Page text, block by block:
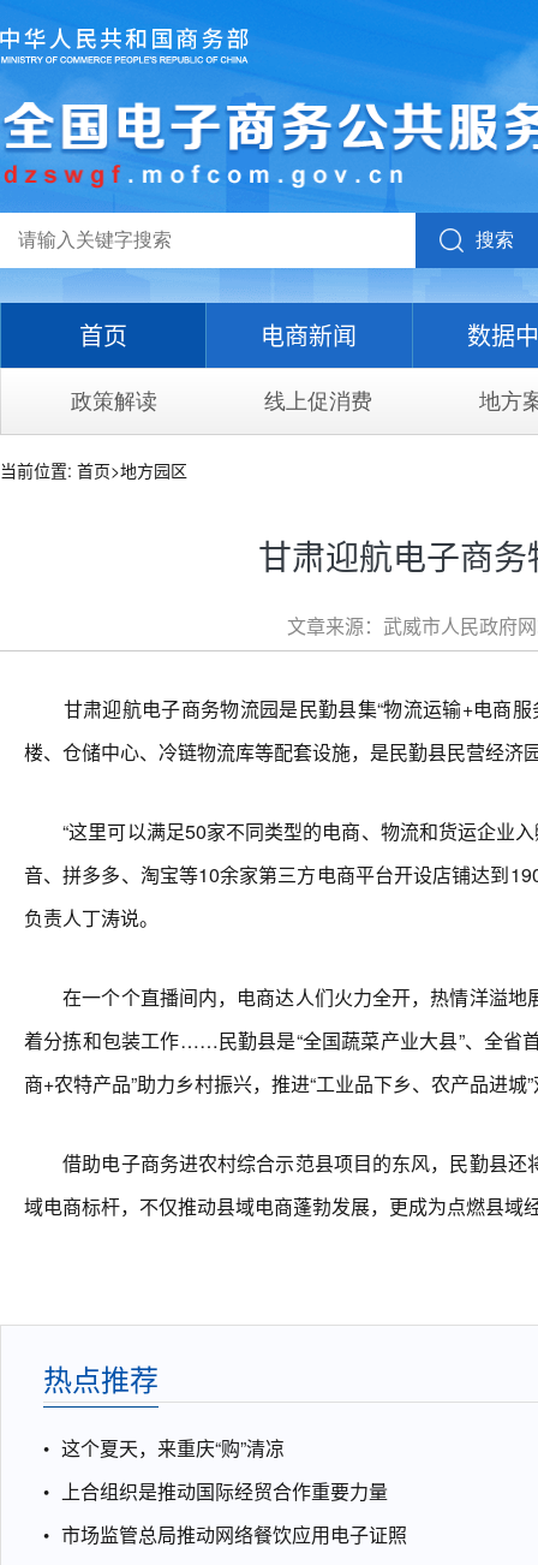
搜索
首页 电商新闻 数据
政策解读 线上促消费 地方
当前位置: 首页>地方园区
甘肃迎航电子商
文章来源：武威市人民政府
甘肃迎航电子商务物流园是民勤县集“物流运输+电商服
楼、仓储中心、冷链物流库等配套设施，是民勤县民营经济
“这里可以满足50家不同类型的电商、物流和货运企业入
音、拼多多、淘宝等10余家第三方电商平台开设店铺达到
负责人丁涛说。
在一个个直播间内，电商达人们火力全开，热情洋溢地
着分拣和包装工作……民勤县是“全国蔬菜产业大县”、全省
商+农特产品”助力乡村振兴，推进“工业品下乡、农产品进
借助电子商务进农村综合示范县项目的东风，民勤县还
域电商标杆，不仅推动县域电商蓬勃发展，更成为点燃县
热点推荐
这个夏天，来重庆“购”清凉
上合组织是推动国际经贸合作重要力量
市场监管总局推动网络餐饮应用电子证照